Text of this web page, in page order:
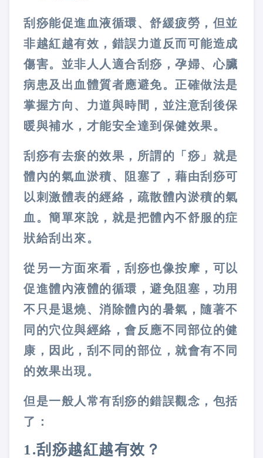
刮痧能促進血液循環、舒緩疲勞，但並
非越紅越有效，錯誤力道反而可能造成
傷害。並非人人適合刮痧，孕婦、心臟
病患及出血體質者應避免。正確做法是
掌握方向、力道與時間，並注意刮後保
暖與補水，才能安全達到保健效果。
刮痧有去瘀的效果，所謂的「痧」就是
體內的氣血淤積、阻塞了，藉由刮痧可
以刺激體表的經絡，疏散體內淤積的氣
血。簡單來說，就是把體內不舒服的症
狀給刮出來。
從另一方面來看，刮痧也像按摩，可以
促進體內液體的循環，避免阻塞，功用
不只是退燒、消除體內的暑氣，隨著不
同的穴位與經絡，會反應不同部位的健
康，因此，刮不同的部位，就會有不同
的效果出現。
但是一般人常有刮痧的錯誤觀念，包括
了：
1.刮痧越紅越有效？